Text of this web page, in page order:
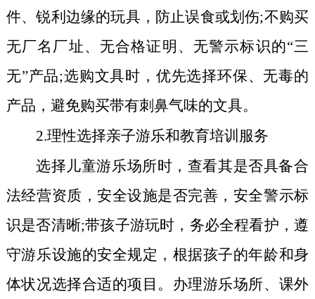
件、锐利边缘的玩具，防止误食或划伤;不购买
无厂名厂址、无合格证明、无警示标识的“三
无”产品;选购文具时，优先选择环保、无毒的
产品，避免购买带有刺鼻气味的文具。
2.理性选择亲子游乐和教育培训服务
选择儿童游乐场所时，查看其是否具备合
法经营资质，安全设施是否完善，安全警示标
识是否清晰;带孩子游玩时，务必全程看护，遵
守游乐设施的安全规定，根据孩子的年龄和身
体状况选择合适的项目。办理游乐场所、课外